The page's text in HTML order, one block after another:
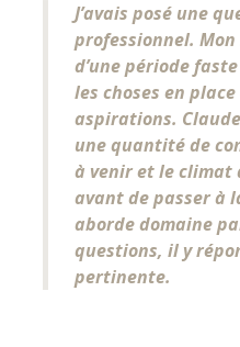
J’avais posé une
professionnel.
d’une période
les choses en
aspirations.
une quantité de
à venir et le climat
avant de passer à
aborde domaine
questions, il y
pertinente.